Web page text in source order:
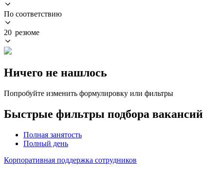
По соответствию
20 резюме
Ничего не нашлось
Попробуйте изменить формулировку или фильтры
Быстрые фильтры подбора вакансий
Полная занятость
Полный день
Корпоративная поддержка сотрудников